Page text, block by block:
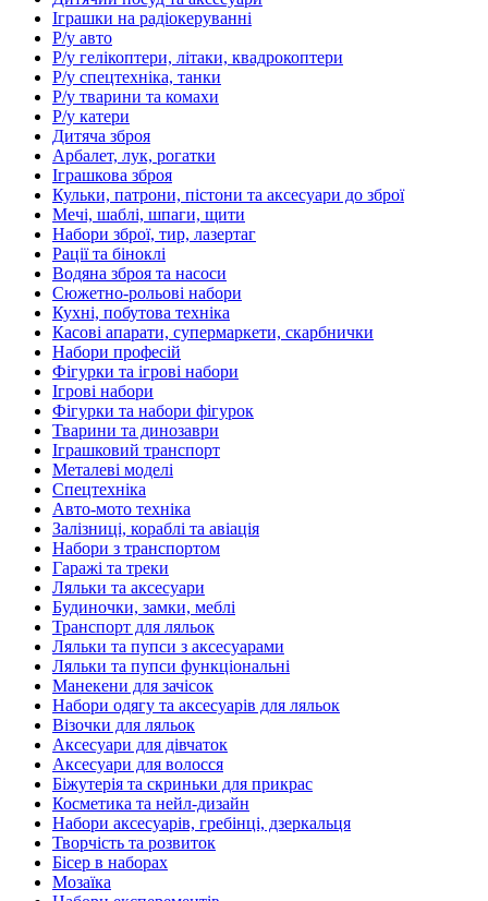
Іграшки на радіокеруванні
Р/у авто
Р/у гелікоптери, літаки, квадрокоптери
Р/у спецтехніка, танки
Р/у тварини та комахи
Р/у катери
Дитяча зброя
Арбалет, лук, рогатки
Іграшкова зброя
Кульки, патрони, пістони та аксесуари до зброї
Мечі, шаблі, шпаги, щити
Набори зброї, тир, лазертаг
Рації та біноклі
Водяна зброя та насоси
Сюжетно-рольові набори
Кухні, побутова техніка
Касові апарати, супермаркети, скарбнички
Набори професій
Фігурки та ігрові набори
Ігрові набори
Фігурки та набори фігурок
Тварини та динозаври
Іграшковий транспорт
Металеві моделі
Спецтехніка
Авто-мото техніка
Залізниці, кораблі та авіація
Набори з транспортом
Гаражі та треки
Ляльки та аксесуари
Будиночки, замки, меблі
Транспорт для ляльок
Ляльки та пупси з аксесуарами
Ляльки та пупси функціональні
Манекени для зачісок
Набори одягу та аксесуарів для ляльок
Візочки для ляльок
Аксесуари для дівчаток
Аксесуари для волосся
Біжутерія та скриньки для прикрас
Косметика та нейл-дизайн
Набори аксесуарів, гребінці, дзеркальця
Творчість та розвиток
Бісер в наборах
Мозаїка